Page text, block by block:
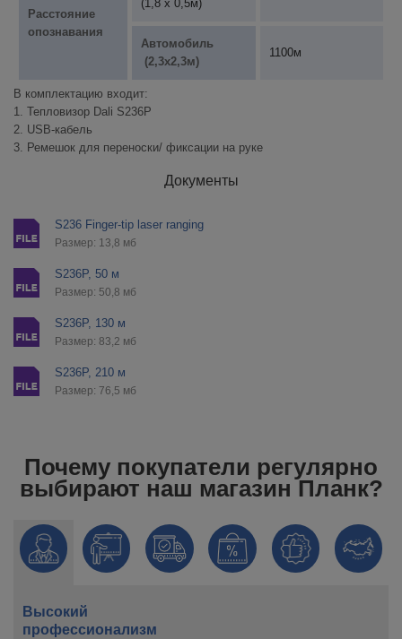
Расстояние
опознавания
(1,8 х 0,5м)
Автомобиль
(2,3х2,3м)
1100м
В комплектацию входит:
1. Тепловизор Dali S236P
2. USB-кабель
3. Ремешок для переноски/ фиксации на руке
Документы
S236 Finger-tip laser ranging
Размер: 13,8 мб
S236P, 50 м
Размер: 50,8 мб
S236P, 130 м
Размер: 83,2 мб
S236P, 210 м
Размер: 76,5 мб
Почему покупатели регулярно
выбирают наш магазин Планк?
Высокий
профессионализм